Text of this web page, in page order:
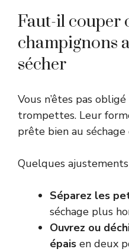
Faut-il couper
champignons
sécher
Vous n’êtes pas
trompettes. Leur
prête bien au
Quelques
Séparez les
séchage plus
Ouvrez ou
épais en deux